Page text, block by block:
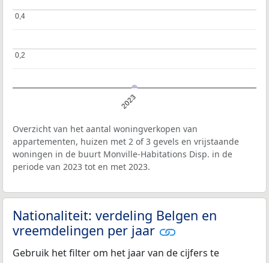
2023
0,2
0,2
0,4
0,4
Overzicht van het aantal woningverkopen van
appartementen, huizen met 2 of 3 gevels en vrijstaande
woningen in de buurt Monville-Habitations Disp. in de
periode van 2023 tot en met 2023.
Nationaliteit: verdeling Belgen en
vreemdelingen per jaar
Gebruik het filter om het jaar van de cijfers te